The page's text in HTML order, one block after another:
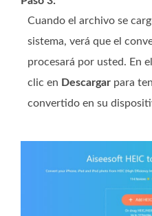
Cuando el archivo se
sistema, verá que el
procesará por usted. En
clic en Descargar para
convertido en su